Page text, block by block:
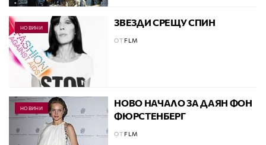
НОВИНИ ЗВЕЗДИ СРЕЩУ СПИН
ОТ FLM
НОВИНИ
НОВО НАЧАЛО ЗА ДАЯН ФОН
ФЮРСТЕНБЕРГ
ОТ FLM